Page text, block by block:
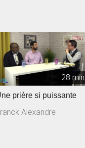
28 min
prière si puissante
Alexandre